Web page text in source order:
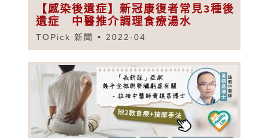
【感染後遺症】新冠康復者常見3種後
遺症 中醫推介調理食療湯水
TOPick 新聞 2022-04